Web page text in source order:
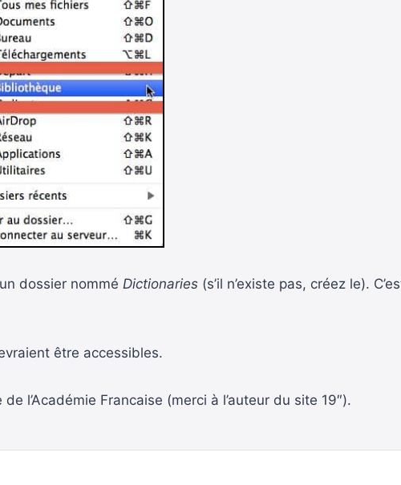
dossier nommé Dictionaries (s’il n’existe pas, créez le).
être accessibles.
l’Académie Francaise (merci à l’auteur du site 19″).